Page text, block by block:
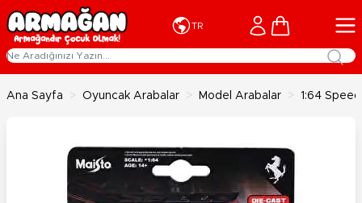
İçeriğe geç
TR Cart
Ana Sayfa > Oyuncak Arabalar > Model Arabalar > 1:64